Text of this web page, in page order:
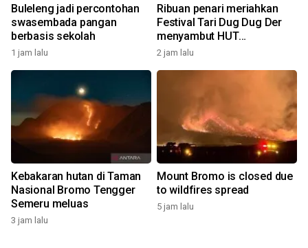
Buleleng jadi percontohan
swasembada pangan
berbasis sekolah
1 jam lalu
Ribuan penari meriahkan
Festival Tari Dug Dug Der
menyambut HUT
Kemerdekaan
2 jam lalu
Kebakaran hutan di Taman
Nasional Bromo Tengger
Semeru meluas
3 jam lalu
Mount Bromo is closed due
to wildfires spread
5 jam lalu